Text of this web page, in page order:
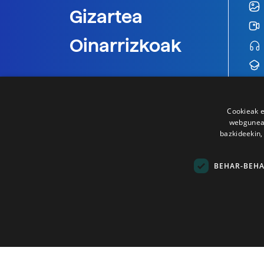
Gizartea
Oinarrizkoak
Cookieak
BEHAR-